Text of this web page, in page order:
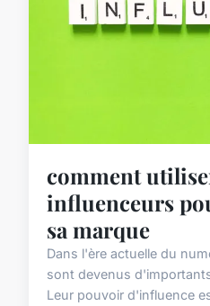
comment
influenceurs
sa marque
Dans l'ère actuelle du
sont devenus
Leur pouvoir d'influence